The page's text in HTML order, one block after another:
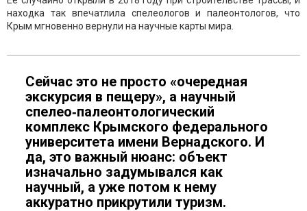
находка так впечатлила спелеологов и палеонтологов, что
Крым мгновенно вернули на научные карты мира.
Сейчас это не просто «очередная
экскурсия в пещеру», а научный
спелео‑палеонтологический
комплекс Крымского федерального
университета имени Вернадского. И
да, это важный нюанс: объект
изначально задумывался как
научный, а уже потом к нему
аккуратно прикрутили туризм.